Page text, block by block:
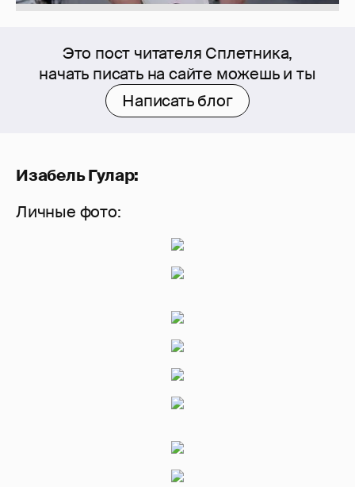
Это пост читателя Сплетника,
начать писать на сайте можешь и ты
Написать блог
Изабель Гулар:
Личные фото: